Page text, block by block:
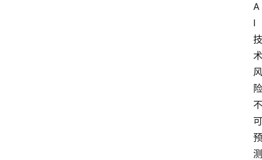
A
I
技
术
风
险
不
可
预
测